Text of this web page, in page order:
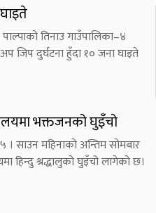
तिनाउ गाउँपालिका–४
जिप दुर्घटना हुँदा १० जना घाइते
भक्तजनको घुइँचो
। साउन महिनाको अन्तिम सोमबार
हिन्दु श्रद्धालुको घुइँचो लागेको छ।